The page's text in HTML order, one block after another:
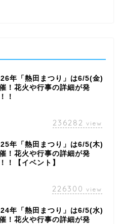
年「熱田まつり」は6/5(金)
！花火や行事の詳細が発
！
236282 view
年「熱田まつり」は6/5(木)
！花火や行事の詳細が発
！【イベント】
226300 view
年「熱田まつり」は6/5(水)
！花火や行事の詳細が発